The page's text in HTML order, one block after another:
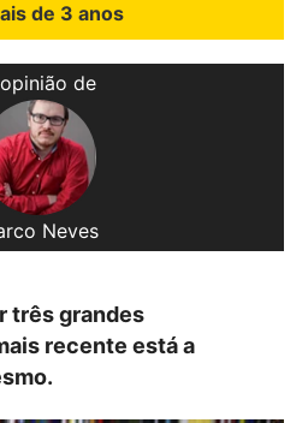
de 3 anos
de
Neves
três grandes
recente está a